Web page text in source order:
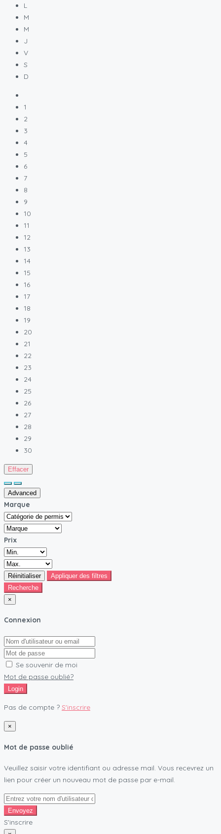
L
M
M
J
V
S
D
1
2
3
4
5
6
7
8
9
10
11
12
13
14
15
16
17
18
19
20
21
22
23
24
25
26
27
28
29
30
Effacer
Advanced
Marque
Prix
Réinitialiser
Appliquer des filtres
Recherche
×
Connexion
Se souvenir de moi
Mot de passe oublié?
Login
Pas de compte ? S'inscrire
×
Mot de passe oublié
Veuillez saisir votre identifiant ou adresse mail. Vous recevrez un
lien pour créer un nouveau mot de passe par e-mail.
Envoyez
S'inscrire